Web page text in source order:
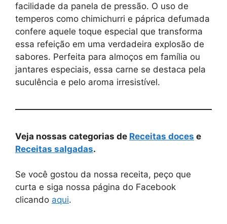
facilidade da panela de pressão. O uso de
temperos como chimichurri e páprica defumada
confere aquele toque especial que transforma
essa refeição em uma verdadeira explosão de
sabores. Perfeita para almoços em família ou
jantares especiais, essa carne se destaca pela
suculência e pelo aroma irresistível.
Veja nossas categorias de Receitas doces e
Receitas salgadas.
Se você gostou da nossa receita, peço que
curta e siga nossa página do Facebook
clicando aqui.